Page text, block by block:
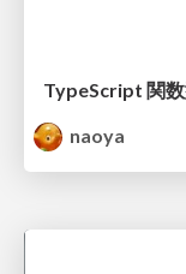
naoya